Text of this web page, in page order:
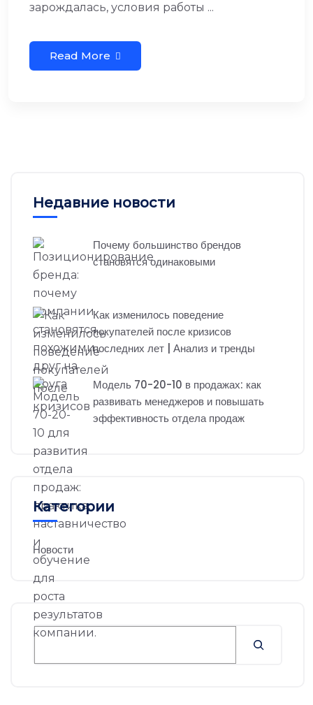
зарождалась, условия работы ...
Read More
Недавние новости
Почему большинство брендов
становятся одинаковыми
Как изменилось поведение
покупателей после кризисов
последних лет | Анализ и тренды
Модель 70-20-10 в продажах: как
развивать менеджеров и повышать
эффективность отдела продаж
Категории
Новости